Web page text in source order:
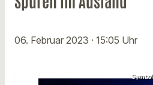
06. Februar 2023 · 15:05 Uhr